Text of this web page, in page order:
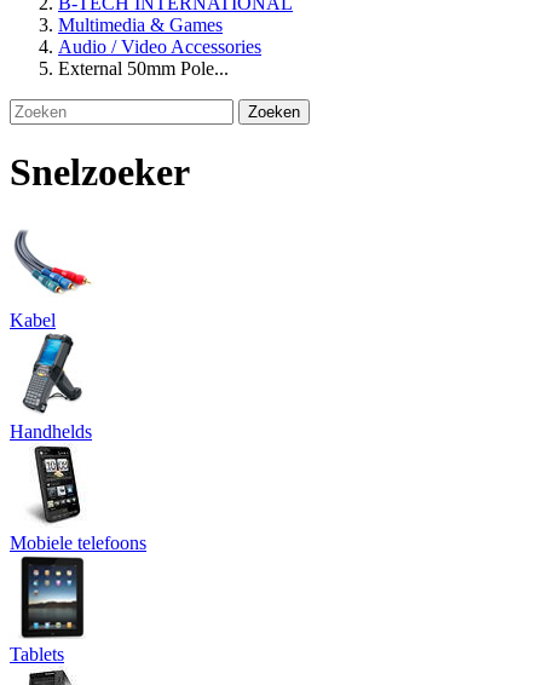
Multimedia & Games
Audio / Video Accessories
External 50mm Pole...
Zoeken
Snelzoeker
Kabel
Handhelds
Mobiele telefoons
Tablets